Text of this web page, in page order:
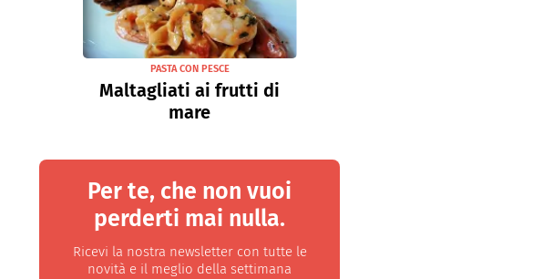
PASTA CON PESCE
Maltagliati ai frutti di
mare
Per te, che non vuoi
perderti mai nulla.
Ricevi la nostra newsletter con tutte le
novità e il meglio della settimana